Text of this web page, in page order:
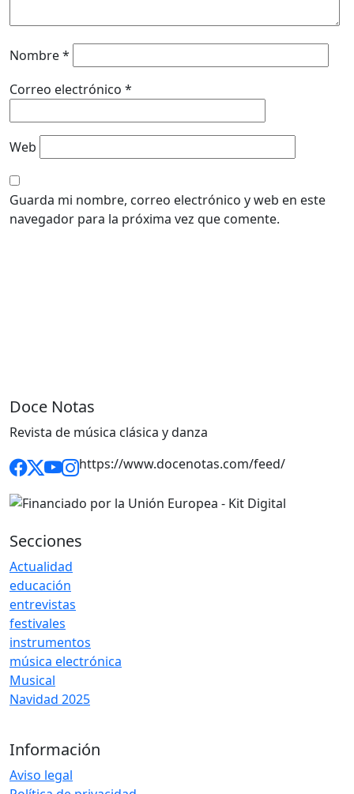
Nombre*
Correo electrónico *
Web
Guarda mi nombre, correo electrónico y web en este
navegador para la próxima vez que comente.
Doce Notas
Revista de música clásica y danza
https://www.docenotas.com/feed/
Secciones
Actualidad
educación
entrevistas
festivales
instrumentos
música electrónica
Musical
Navidad 2025
Información
Aviso legal